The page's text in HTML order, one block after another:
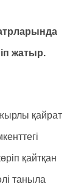
жатыр.
қайрат
қайтқан
таныла